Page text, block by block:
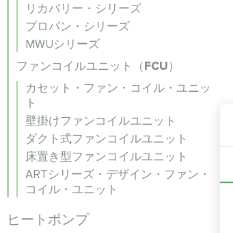
リカバリー・シリーズ
プロパン・シリーズ
MWUシリーズ
ファンコイルユニット（FCU）
カセット・ファン・コイル・ユニッ
ト
壁掛けファンコイルユニット
ダクト式ファンコイルユニット
床置き型ファンコイルユニット
ARTシリーズ・デザイン・ファン・
コイル・ユニット
ヒートポンプ